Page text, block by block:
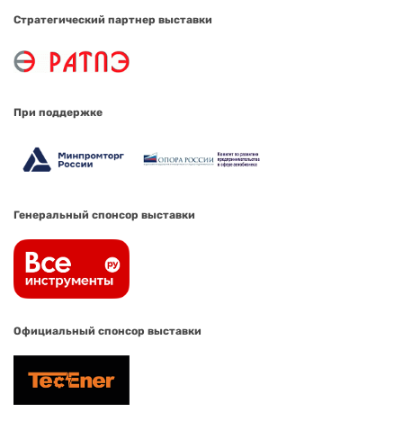
Стратегический партнер выставки
При поддержке
Генеральный спонсор выставки
Официальный спонсор выставки